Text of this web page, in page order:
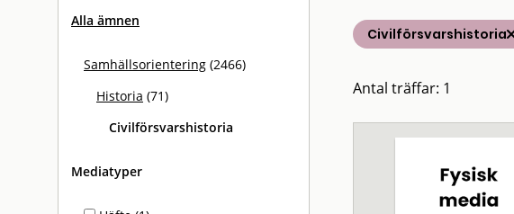
Alla ämnen
Samhällsorientering (2466)
Historia (71)
Civilförsvarshistoria
Mediatyper
Civilförsvarshistoria
Antal träffar: 1